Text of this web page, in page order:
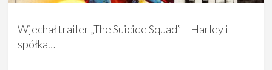
Wjechał trailer „The Suicide Squad” – Harley i
spółka…